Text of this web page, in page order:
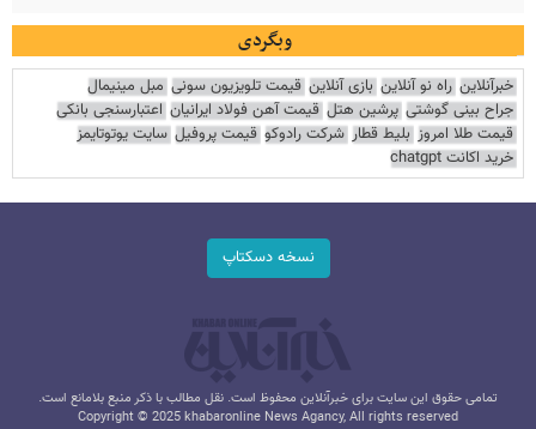
وبگردی
خبرآنلاین راه نو آنلاین بازی آنلاین قیمت تلویزیون سونی مبل مینیمال
جراح بینی گوشتی پرشین هتل قیمت آهن فولاد ایرانیان اعتبارسنجی بانکی
قیمت طلا امروز بلیط قطار شرکت رادوکو قیمت پروفیل سایت یوتوتایمز
خرید اکانت chatgpt
نسخه دسکتاپ
تمامی حقوق این سایت برای خبرآنلاین محفوظ است. نقل مطالب با ذکر منبع بلامانع است.
Copyright © 2025 khabaronline News Agancy, All rights reserved